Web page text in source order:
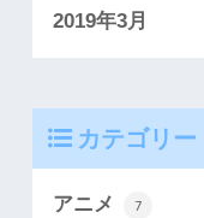
2019年3月
カテゴリー
アニメ 7